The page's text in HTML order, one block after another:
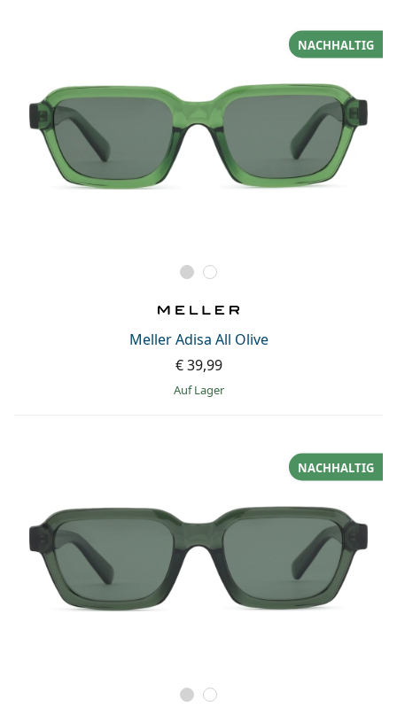
Meller Adisa All Olive
NACHHALTIG
€ 39,99
auf Lager
NACHHALTIG